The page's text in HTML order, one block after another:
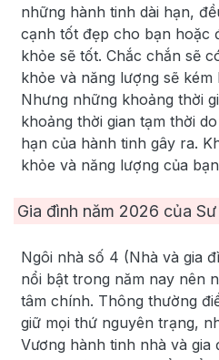
những hành tinh dài hạn,
cạnh tốt đẹp cho bạn hoặc
khỏe sẽ tốt. Chắc chắn sẽ
khỏe và năng lượng sẽ
Nhưng những khoảng thời
khoảng thời gian tạm thời
hạn của hành tinh gây ra.
khỏe và năng lượng của
Gia đình năm 2026 của
Ngôi nhà số 4 (Nhà và gia
nổi bật trong năm nay nên
tâm chính. Thông thường
giữ mọi thứ nguyên trạng,
Vương hành tinh nhà và gia